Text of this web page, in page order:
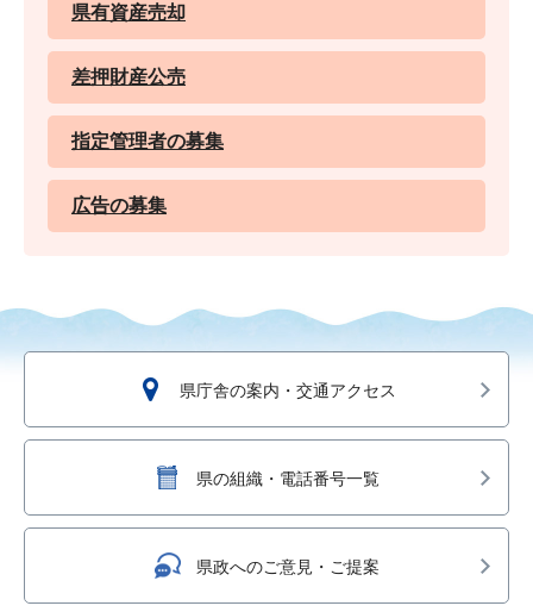
県有資産売却
差押財産公売
指定管理者の募集
広告の募集
県庁舎の案内・交通アクセス
県の組織・電話番号一覧
県政へのご意見・ご提案